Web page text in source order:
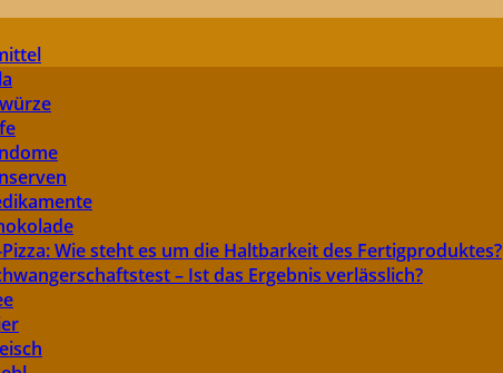
Wie steht es um die Haltbarkeit des Fertigproduktes?
– Ist das Ergebnis verlässlich?